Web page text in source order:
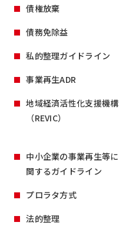
債権放棄
債務免除益
私的整理ガイドライン
事業再生ADR
地域経済活性化支援機構
（REVIC）
中小企業の事業再生等に
関するガイドライン
プロラタ方式
法的整理